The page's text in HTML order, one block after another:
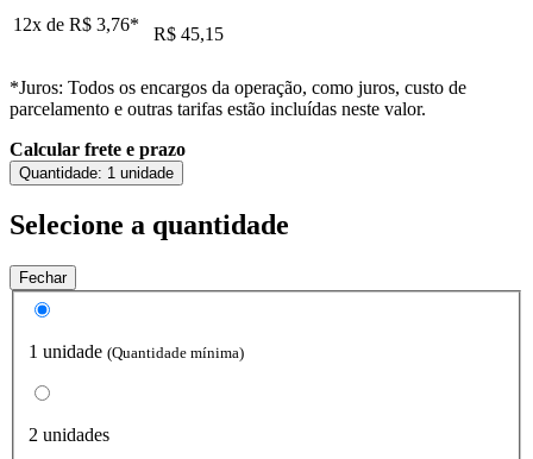
12x de R$ 3,76* R$ 45,15
*Juros: Todos os encargos da operação, como juros, custo de
parcelamento e outras tarifas estão incluídas neste valor.
Calcular frete e prazo
Quantidade: 1 unidade
Selecione a quantidade
Fechar
1 unidade (Quantidade mínima)
2 unidades